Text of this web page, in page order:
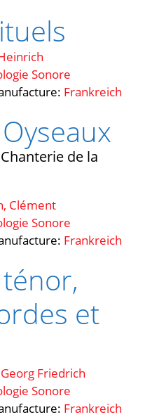
Sonore
Frankreich
de la
Clément
Sonore
Frankreich
et
Friedrich
Sonore
Frankreich